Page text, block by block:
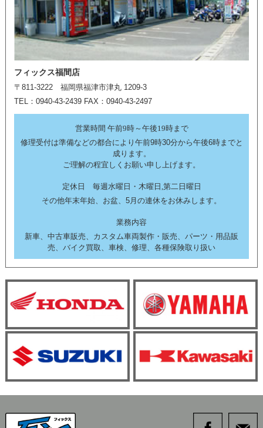
フィックス福間店
〒811-3222 福岡県福津市津丸 1209-3
TEL：0940-43-2439 FAX：0940-43-2497
営業時間 午前9時～午後19時まで
修理受付は準備などの都合により午前9時30分から午後6時までと
成ります。
ご理解の程宜しくお願い申し上げます。
定休日 毎週水曜日・木曜日,第二日曜日
その他年末年始、お盆、5月の連休をお休みします。
業務内容
新車、中古車販売、カスタム車両製作・販売、パーツ・用品販
売、バイク買取、車検、修理、各種保険取り扱い